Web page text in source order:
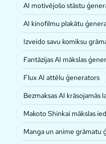
AI motivējošo stāstu
AI kinofilmu plakātu
Izveido savu komiksu
Fantāzijas AI mākslas
Flux AI attēlu ģenerators
Bezmaksas AI krāsojamās
Makoto Shinkai mākslas
Manga un anime grāmatu